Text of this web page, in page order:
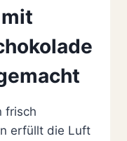
frisch
erfüllt die Luft